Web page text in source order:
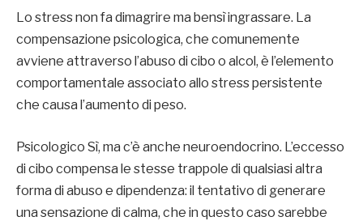
Lo stress non fa dimagrire ma bensì ingrassare. La
compensazione psicologica, che comunemente
avviene attraverso l’abuso di cibo o alcol, è l’elemento
comportamentale associato allo stress persistente
che causa l’aumento di peso.
Psicologico Sì, ma c’è anche neuroendocrino. L’eccesso
di cibo compensa le stesse trappole di qualsiasi altra
forma di abuso e dipendenza: il tentativo di generare
una sensazione di calma, che in questo caso sarebbe